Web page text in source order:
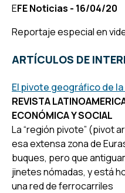
EFE Noticias - 16/04/20
Reportaje especial en
ARTÍCULOS DE
El pivote geográfico de
REVISTA
ECONÓMICA Y SOCIAL
La “región pivote” (pivot
esa extensa zona de
buques, pero que
jinetes nómadas, y está
una red de ferrocarriles